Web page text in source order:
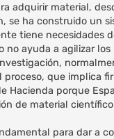
adquirir material,
se ha construido un
tiene necesidades
ayuda a agilizar
que implica
Hacienda porque
de material
para dar a